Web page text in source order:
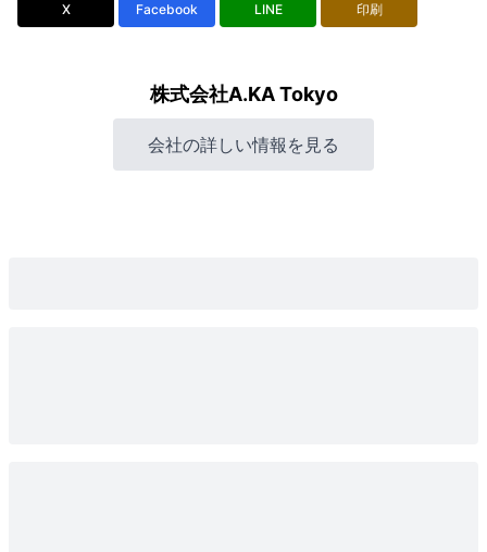
X Facebook LINE 印刷
株式会社A.KA Tokyo
会社の詳しい情報を見る